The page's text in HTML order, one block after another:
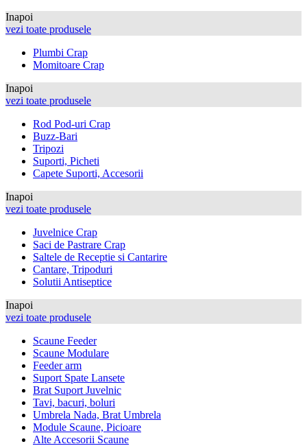
Inapoi
vezi toate produsele
Plumbi Crap
Momitoare Crap
Inapoi
vezi toate produsele
Rod Pod-uri Crap
Buzz-Bari
Tripozi
Suporti, Picheti
Capete Suporti, Accesorii
Inapoi
vezi toate produsele
Juvelnice Crap
Saci de Pastrare Crap
Saltele de Receptie si Cantarire
Cantare, Tripoduri
Solutii Antiseptice
Inapoi
vezi toate produsele
Scaune Feeder
Scaune Modulare
Feeder arm
Suport Spate Lansete
Brat Suport Juvelnic
Tavi, bacuri, boluri
Umbrela Nada, Brat Umbrela
Module Scaune, Picioare
Alte Accesorii Scaune